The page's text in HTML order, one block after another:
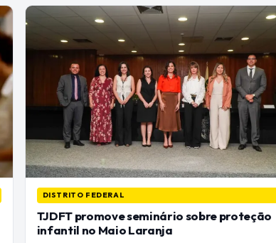
DISTRITO FEDERAL
TJDFT promove seminário sobre proteção
infantil no Maio Laranja